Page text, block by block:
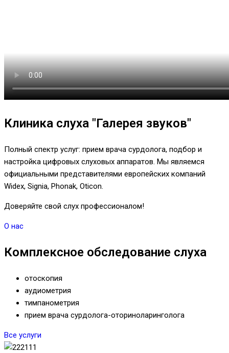
Клиника слуха "Галерея звуков"
Полный спектр услуг: прием врача сурдолога, подбор и
настройка цифровых слуховых аппаратов. Мы являемся
официальными представителями европейских компаний
Widex, Signia, Phonak, Oticon.
Доверяйте свой слух профессионалом!
О нас
Комплексное обследование слуха
отоскопия
аудиометрия
тимпанометрия
прием врача сурдолога-оториноларинголога
Все услуги